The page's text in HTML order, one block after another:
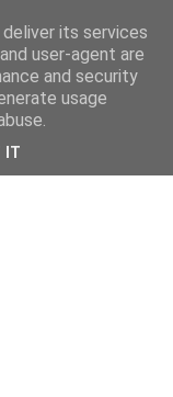
its services
user-agent are
and security
usage
IT